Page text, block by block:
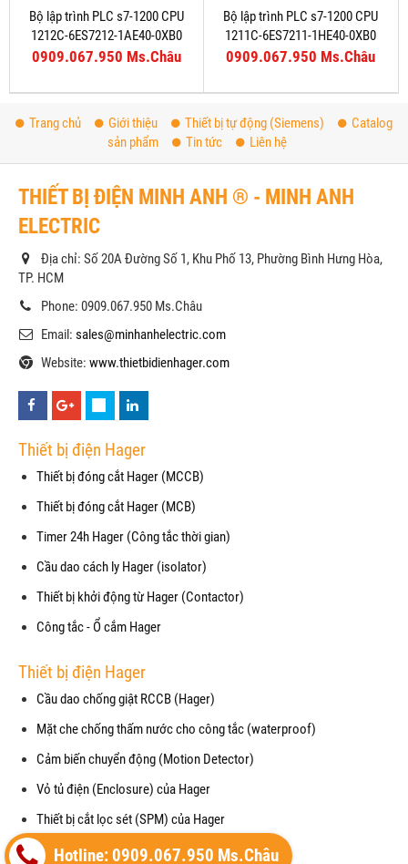
Bộ lập trình PLC s7-1200 CPU
1212C-6ES7212-1AE40-0XB0
0909.067.950 Ms.Châu
Bộ lập trình PLC s7-1200 CPU
1211C-6ES7211-1HE40-0XB0
0909.067.950 Ms.Châu
Trang chủ Giới thiệu Thiết bị tự động (Siemens)
Catalog
sản phẩm
Tin tức Liên hệ
THIẾT BỊ ĐIỆN MINH ANH ® - MINH ANH
ELECTRIC
Địa chỉ: Số 20A Đường Số 1, Khu Phố 13, Phường Bình Hưng Hòa,
TP. HCM
Phone: 0909.067.950 Ms.Châu
Email: sales@minhanhelectric.com
Website: www.thietbidienhager.com
Thiết bị điện Hager
Thiết bị đóng cắt Hager (MCCB)
Thiết bị đóng cắt Hager (MCB)
Timer 24h Hager (Công tắc thời gian)
Cầu dao cách ly Hager (isolator)
Thiết bị khởi động từ Hager (Contactor)
Công tắc - Ổ cắm Hager
Thiết bị điện Hager
Cầu dao chống giật RCCB (Hager)
Mặt che chống thấm nước cho công tắc (waterproof)
Cảm biến chuyển động (Motion Detector)
Vỏ tủ điện (Enclosure) của Hager
Thiết bị cắt lọc sét (SPM) của Hager
Máy cắt không khí (ACB) của Hager
Hotline: 0909.067.950 Ms.Châu